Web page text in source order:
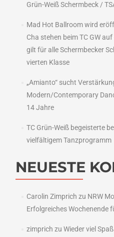
Grün-Weiß Schermbeck /
Mad Hot Ballroom wird
Cha stehen beim TC GW
gilt für alle Schermbecker
vierten Klasse
„Amianto“ sucht
Modern/Contemporary
14 Jahre
TC Grün-Weiß begeisterte
vielfältigem Tanzprogramm
NEUESTE
Carolin Zimprich zu NRW
Erfolgreiches Wochenende
zimprich zu Wieder viel